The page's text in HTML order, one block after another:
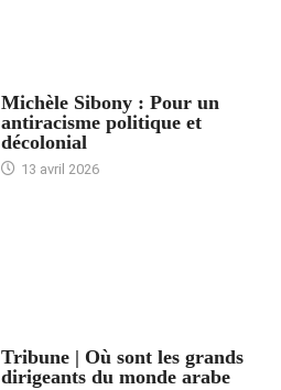
Michèle Sibony : Pour un
antiracisme politique et
décolonial
13 avril 2026
Tribune | Où sont les grands
dirigeants du monde arabe